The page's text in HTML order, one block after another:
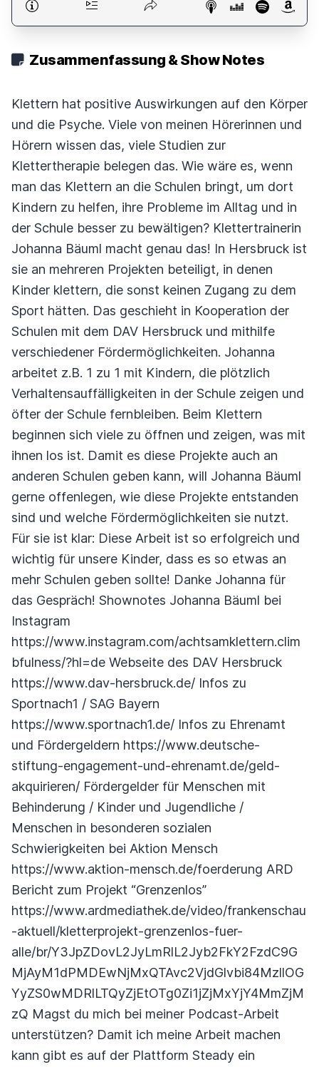
Zusammenfassung & Show Notes
Klettern hat positive Auswirkungen auf den Körper
und die Psyche. Viele von meinen Hörerinnen und
Hörern wissen das, viele Studien zur
Klettertherapie belegen das. Wie wäre es, wenn
man das Klettern an die Schulen bringt, um dort
Kindern zu helfen, ihre Probleme im Alltag und in
der Schule besser zu bewältigen? Klettertrainerin
Johanna Bäuml macht genau das! In Hersbruck ist
sie an mehreren Projekten beteiligt, in denen
Kinder klettern, die sonst keinen Zugang zu dem
Sport hätten. Das geschieht in Kooperation der
Schulen mit dem DAV Hersbruck und mithilfe
verschiedener Fördermöglichkeiten. Johanna
arbeitet z.B. 1 zu 1 mit Kindern, die plötzlich
Verhaltensauffälligkeiten in der Schule zeigen und
öfter der Schule fernbleiben. Beim Klettern
beginnen sich viele zu öffnen und zeigen, was mit
ihnen los ist. Damit es diese Projekte auch an
anderen Schulen geben kann, will Johanna Bäuml
gerne offenlegen, wie diese Projekte entstanden
sind und welche Fördermöglichkeiten sie nutzt.
Für sie ist klar: Diese Arbeit ist so erfolgreich und
wichtig für unsere Kinder, dass es so etwas an
mehr Schulen geben sollte! Danke Johanna für
das Gespräch! Shownotes Johanna Bäuml bei
Instagram
https://www.instagram.com/achtsamklettern.clim
bfulness/?hl=de Webseite des DAV Hersbruck
https://www.dav-hersbruck.de/ Infos zu
Sportnach1 / SAG Bayern
https://www.sportnach1.de/ Infos zu Ehrenamt
und Fördergeldern https://www.deutsche-
stiftung-engagement-und-ehrenamt.de/geld-
akquirieren/ Fördergelder für Menschen mit
Behinderung / Kinder und Jugendliche /
Menschen in besonderen sozialen
Schwierigkeiten bei Aktion Mensch
https://www.aktion-mensch.de/foerderung ARD
Bericht zum Projekt “Grenzenlos”
https://www.ardmediathek.de/video/frankenschau
-aktuell/kletterprojekt-grenzenlos-fuer-
alle/br/Y3JpZDovL2JyLmRlL2Jyb2FkY2FzdC9G
MjAyM1dPMDEwNjMxQTAvc2VjdGlvbi84MzllOG
YyZS0wMDRlLTQyZjEtOTg0Zi1jZjMxYjY4MmZjM
zQ Magst du mich bei meiner Podcast-Arbeit
unterstützen? Damit ich meine Arbeit machen
kann gibt es auf der Plattform Steady ein